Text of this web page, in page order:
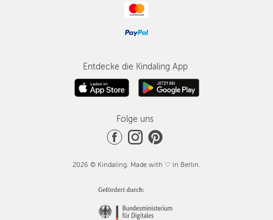
Entdecke die Kindaling App
Folge uns
2026 © Kindaling. Made with ♡ in Berlin.